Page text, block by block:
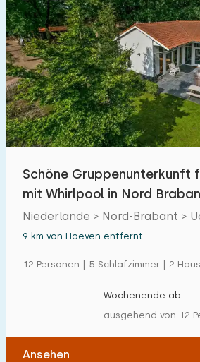
Schöne Gruppenunterkunft
mit Whirlpool in Nord
Niederlande > Nord-Brabant >
9 km von Hoeven entfernt
12 Personen | 5 Schlafzimmer | 2
Wochenende ab
ausgehend von 12
Ansehen